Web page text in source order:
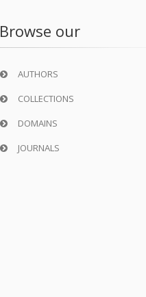
Browse our
AUTHORS
COLLECTIONS
DOMAINS
JOURNALS